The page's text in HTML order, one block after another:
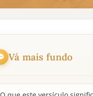
Vá mais fundo